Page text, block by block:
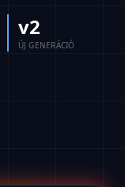
v2
ÚJ GENERÁCIÓ